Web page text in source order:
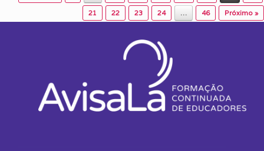
21 22 23 24 … 46 Próximo »